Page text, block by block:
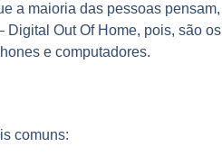
a maioria das pessoas pensam,
Digital Out Of Home, pois, são os
e computadores.
comuns: